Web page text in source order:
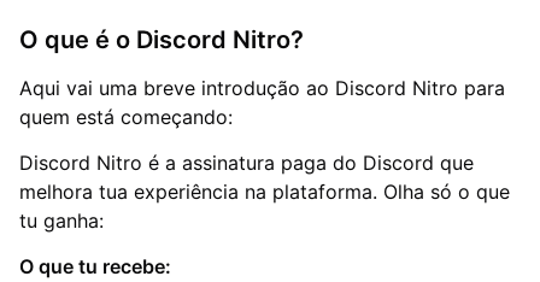
O que é o Discord Nitro?
Aqui vai uma breve introdução ao Discord Nitro para
quem está começando:
Discord Nitro é a assinatura paga do Discord que
melhora tua experiência na plataforma. Olha só o que
tu ganha:
O que tu recebe: